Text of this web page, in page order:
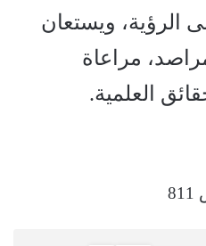
الرؤية، ويستعان
مراعاة
العلمية.